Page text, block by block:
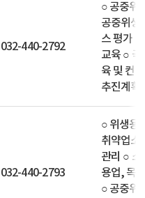
032-440-2792
○ 공중위
공중위생
스 평가
교육 ○ 국
육 및 컨
추진계획
032-440-2793
○ 위생용
취약업소
관리 ○
용업, 목
○ 공중위